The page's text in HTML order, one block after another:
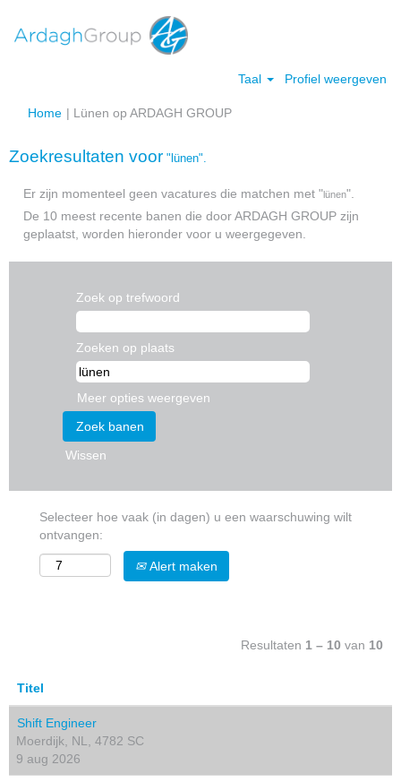
Taal Profiel weergeven
Home | Lünen op ARDAGH GROUP(huidige
Zoekresultaten voor "lünen".
Er zijn momenteel geen vacatures die matchen met "lünen".
De 10 meest recente banen die door ARDAGH GROUP zijn
geplaatst, worden hieronder voor u weergegeven.
Zoek op trefwoord
Zoeken op plaats
Meer opties weergeven
Wissen
Selecteer hoe vaak (in dagen) u een waarschuwing wilt
ontvangen:
Alert maken
Resultaten 1 – 10 van 10
Titel
Shift Engineer
Moerdijk, NL, 4782 SC
9 aug 2026